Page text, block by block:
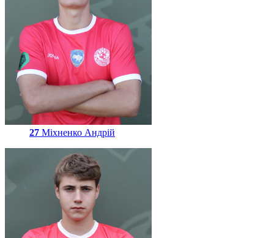
27 Міхненко Андрій